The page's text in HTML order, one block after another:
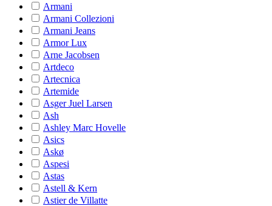
Armani
Armani Collezioni
Armani Jeans
Armor Lux
Arne Jacobsen
Artdeco
Artecnica
Artemide
Asger Juel Larsen
Ash
Ashley Marc Hovelle
Asics
Askø
Aspesi
Astas
Astell & Kern
Astier de Villatte